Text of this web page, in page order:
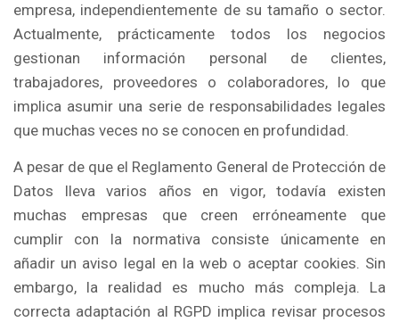
empresa, independientemente de su tamaño o sector.
Actualmente, prácticamente todos los negocios
gestionan información personal de clientes,
trabajadores, proveedores o colaboradores, lo que
implica asumir una serie de responsabilidades legales
que muchas veces no se conocen en profundidad.
A pesar de que el Reglamento General de Protección de
Datos lleva varios años en vigor, todavía existen
muchas empresas que creen erróneamente que
cumplir con la normativa consiste únicamente en
añadir un aviso legal en la web o aceptar cookies. Sin
embargo, la realidad es mucho más compleja. La
correcta adaptación al RGPD implica revisar procesos